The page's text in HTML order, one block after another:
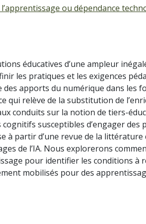
ou dépendance
éducatives d’une ampleur
les pratiques et les exigences
apports du numérique dans les
relève de la substitution de
conduits sur la notion de tiers-
susceptibles d’engager des
partir d’une revue de la
de l’IA. Nous explorerons
pour identifier les conditions à
mobilisés pour des